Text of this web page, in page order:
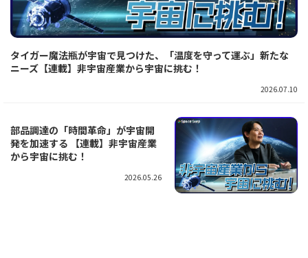
タイガー魔法瓶が宇宙で見つけた、「温度を守って運ぶ」新たな
ニーズ【連載】非宇宙産業から宇宙に挑む！
2026.07.10
部品調達の「時間革命」が宇宙開
発を加速する 【連載】非宇宙産業
から宇宙に挑む！
2026.05.26